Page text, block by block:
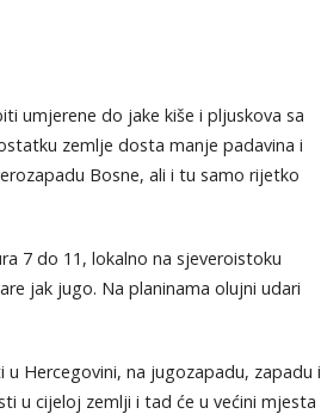
umjerene do jake kiše i pljuskova sa
zemlje dosta manje padavina i
Bosne, ali i tu samo rijetko
7 do 11, lokalno na sjeveroistoku
jak jugo. Na planinama olujni udari
Hercegovini, na jugozapadu, zapadu i
u cijeloj zemlji i tad će u većini mjesta